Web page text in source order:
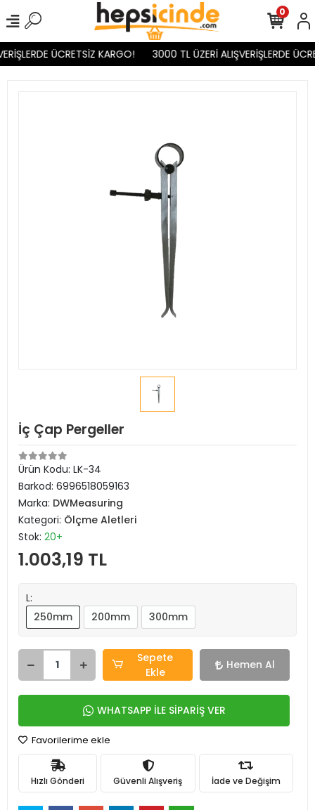
ÜCRETSİZ KARGO! 3000 TL ÜZERİ ALIŞVERİŞLERDE
0
İç Çap Pergeller
Ürün Kodu: LK-34
Barkod: 6996518059163
Marka: DWMeasuring
Kategori: Ölçme Aletleri
Stok: 20+
1.003,19 TL
L:
250mm
200mm 300mm
Sepete
Ekle
Hemen Al
WHATSAPP İLE SİPARİŞ VER
Favorilerime ekle
Hızlı Gönderi Güvenli Alışveriş İade ve Değişim